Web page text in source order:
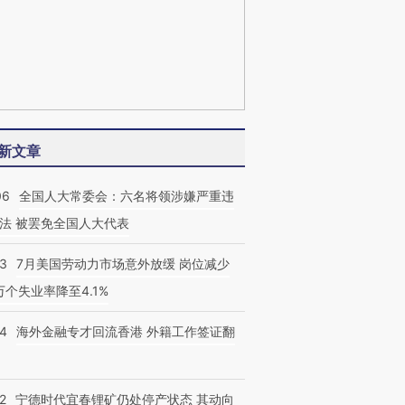
文章
全国人大常委会：六名将领涉嫌严重违
被罢免全国人大代表
7月美国劳动力市场意外放缓 岗位减少
个失业率降至4.1%
海外金融专才回流香港 外籍工作签证翻
宁德时代宜春锂矿仍处停产状态 其动向